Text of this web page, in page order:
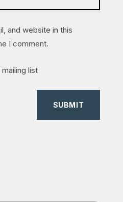
and website in this
I comment.
list
SUBMIT